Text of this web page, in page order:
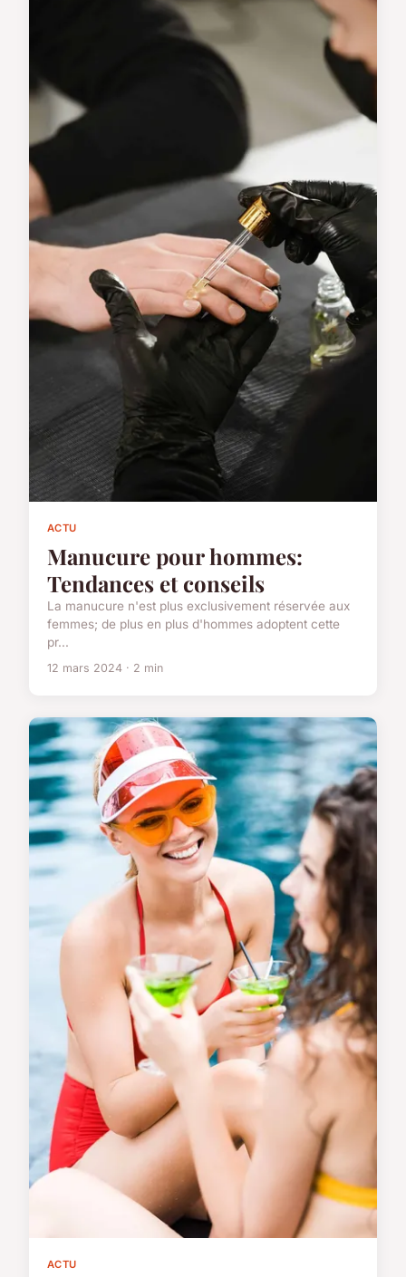
ACTU
Manucure pour hommes:
Tendances et conseils
La manucure n'est plus exclusivement réservée aux
femmes; de plus en plus d'hommes adoptent cette
pr...
12 mars 2024 · 2 min
ACTU